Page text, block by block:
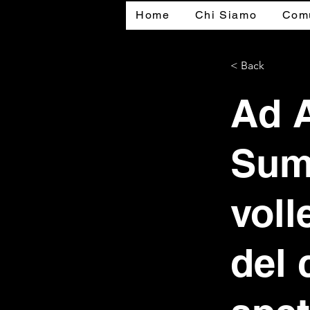
Home Chi Siamo
< Back
Ad
del